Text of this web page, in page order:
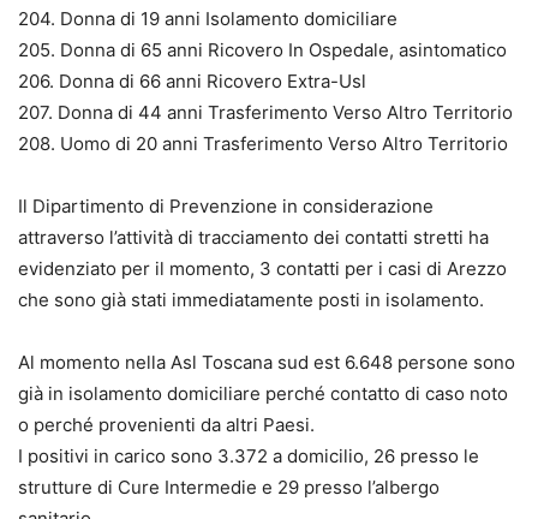
204. Donna di 19 anni Isolamento domiciliare
205. Donna di 65 anni Ricovero In Ospedale, asintomatico
206. Donna di 66 anni Ricovero Extra-Usl
207. Donna di 44 anni Trasferimento Verso Altro Territorio
208. Uomo di 20 anni Trasferimento Verso Altro Territorio
Il Dipartimento di Prevenzione in considerazione
attraverso l’attività di tracciamento dei contatti stretti ha
evidenziato per il momento, 3 contatti per i casi di Arezzo
che sono già stati immediatamente posti in isolamento.
Al momento nella Asl Toscana sud est 6.648 persone sono
già in isolamento domiciliare perché contatto di caso noto
o perché provenienti da altri Paesi.
I positivi in carico sono 3.372 a domicilio, 26 presso le
strutture di Cure Intermedie e 29 presso l’albergo